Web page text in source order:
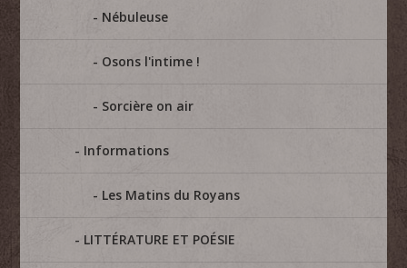
Nébuleuse
Osons l'intime !
Sorcière on air
Informations
Les Matins du Royans
LITTÉRATURE ET POÉSIE